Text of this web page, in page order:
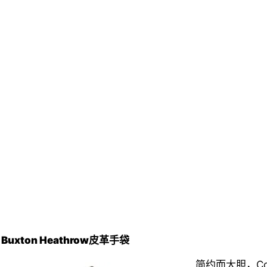
Heathrow皮革手袋
简约而大胆，